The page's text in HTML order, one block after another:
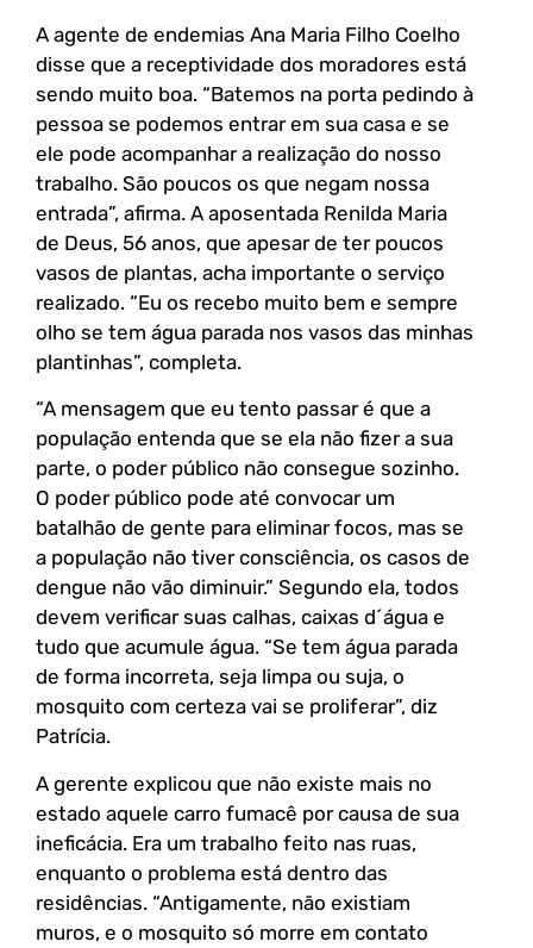
A agente de endemias Ana Maria Filho Coelho
disse que a receptividade dos moradores está
sendo muito boa. “Batemos na porta pedindo à
pessoa se podemos entrar em sua casa e se
ele pode acompanhar a realização do nosso
trabalho. São poucos os que negam nossa
entrada”, afirma. A aposentada Renilda Maria
de Deus, 56 anos, que apesar de ter poucos
vasos de plantas, acha importante o serviço
realizado. “Eu os recebo muito bem e sempre
olho se tem água parada nos vasos das minhas
plantinhas”, completa.
“A mensagem que eu tento passar é que a
população entenda que se ela não fizer a sua
parte, o poder público não consegue sozinho.
O poder público pode até convocar um
batalhão de gente para eliminar focos, mas se
a população não tiver consciência, os casos de
dengue não vão diminuir.” Segundo ela, todos
devem verificar suas calhas, caixas d´água e
tudo que acumule água. “Se tem água parada
de forma incorreta, seja limpa ou suja, o
mosquito com certeza vai se proliferar”, diz
Patrícia.
A gerente explicou que não existe mais no
estado aquele carro fumacê por causa de sua
ineficácia. Era um trabalho feito nas ruas,
enquanto o problema está dentro das
residências. “Antigamente, não existiam
muros, e o mosquito só morre em contato